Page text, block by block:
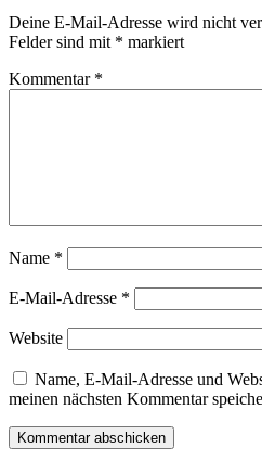
Deine E-Mail-Adresse wird nicht
Felder sind mit * markiert
Kommentar *
Name *
E-Mail-Adresse *
Website
Name, E-Mail-Adresse und
meinen nächsten Kommentar